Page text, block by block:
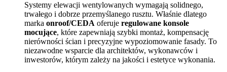
Systemy elewacji wentylowanych wymagają solidnego,
trwałego i dobrze przemyślanego rusztu. Właśnie dlatego
marka onroof/CEDA oferuje regulowane konsole
mocujące, które zapewniają szybki montaż, kompensację
nierówności ścian i precyzyjne wypoziomowanie fasady. To
niezawodne wsparcie dla architektów, wykonawców i
inwestorów, którym zależy na jakości i estetyce wykonania.